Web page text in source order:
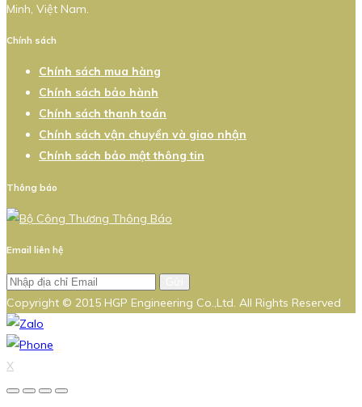
Minh, Việt Nam.
Chính sách
Chính sách mua hàng
Chính sách bảo hành
Chính sách thanh toán
Chính sách vận chuyển và giao nhận
Chính sách bảo mật thông tin
Thông báo
Email liên hệ
Copyright © 2015 HGP Engineering Co.,Ltd. All Rights Reserved
X